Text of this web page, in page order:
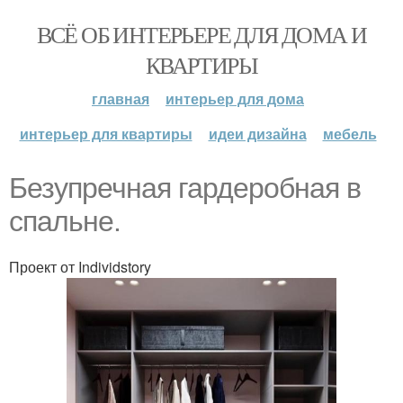
ВСЁ ОБ ИНТЕРЬЕРЕ ДЛЯ ДОМА И
КВАРТИРЫ
главная
интерьер для дома
интерьер для квартиры
идеи дизайна мебель
Безупречная гардеробная в
спальне.
Проект от Individstory